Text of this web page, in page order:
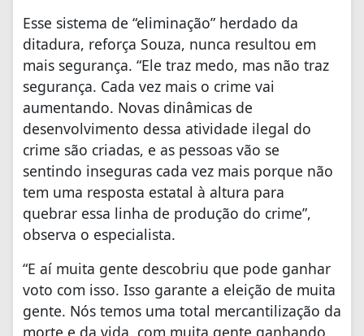
Esse sistema de “eliminação” herdado da
ditadura, reforça Souza, nunca resultou em
mais segurança. “Ele traz medo, mas não traz
segurança. Cada vez mais o crime vai
aumentando. Novas dinâmicas de
desenvolvimento dessa atividade ilegal do
crime são criadas, e as pessoas vão se
sentindo inseguras cada vez mais porque não
tem uma resposta estatal à altura para
quebrar essa linha de produção do crime”,
observa o especialista.
“E aí muita gente descobriu que pode ganhar
voto com isso. Isso garante a eleição de muita
gente. Nós temos uma total mercantilização da
morte e da vida, com muita gente ganhando